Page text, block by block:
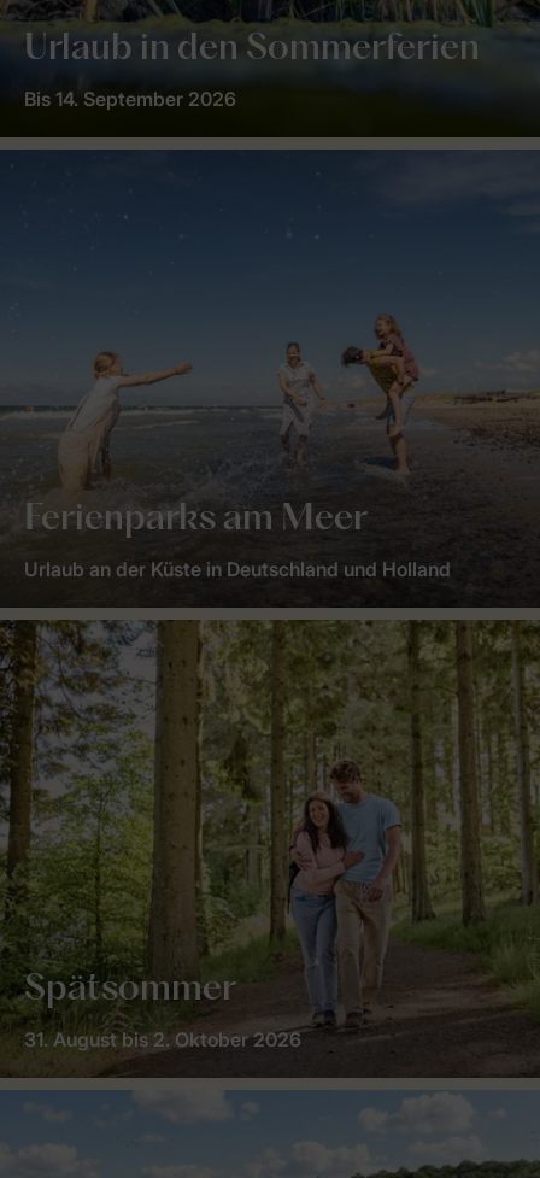
Urlaub in den Sommerferien
Bis 14. September 2026
Ferienparks am Meer
Urlaub an der Küste in Deutschland und Holland
Spätsommer
31. August bis 2. Oktober 2026